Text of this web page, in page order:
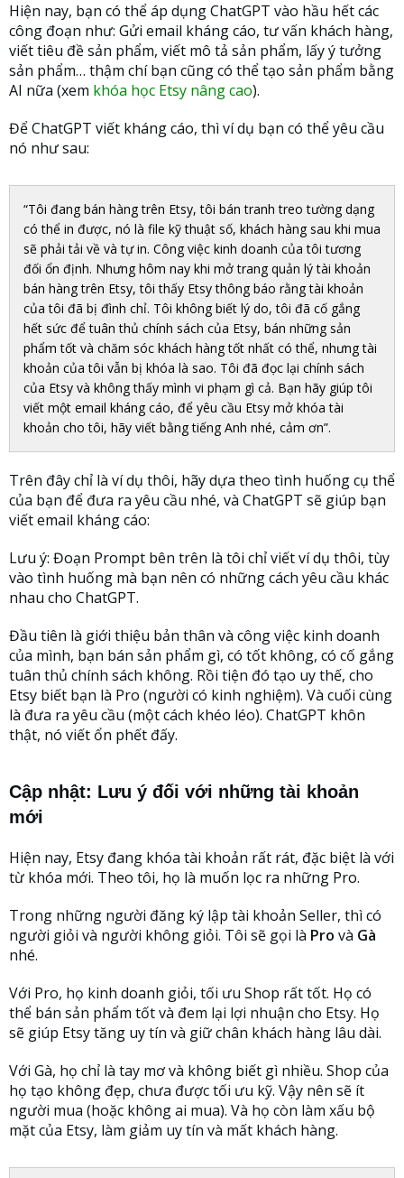
Hiện nay, bạn có thể áp dụng ChatGPT vào hầu hết các
công đoạn như: Gửi email kháng cáo, tư vấn khách hàng,
viết tiêu đề sản phẩm, viết mô tả sản phẩm, lấy ý tưởng
sản phẩm… thậm chí bạn cũng có thể tạo sản phẩm bằng
AI nữa (xem khóa học Etsy nâng cao).
Để ChatGPT viết kháng cáo, thì ví dụ bạn có thể yêu cầu
nó như sau:
“Tôi đang bán hàng trên Etsy, tôi bán tranh treo tường dạng
có thể in được, nó là file kỹ thuật số, khách hàng sau khi mua
sẽ phải tải về và tự in. Công việc kinh doanh của tôi tương
đối ổn định. Nhưng hôm nay khi mở trang quản lý tài khoản
bán hàng trên Etsy, tôi thấy Etsy thông báo rằng tài khoản
của tôi đã bị đình chỉ. Tôi không biết lý do, tôi đã cố gắng
hết sức để tuân thủ chính sách của Etsy, bán những sản
phẩm tốt và chăm sóc khách hàng tốt nhất có thể, nhưng tài
khoản của tôi vẫn bị khóa là sao. Tôi đã đọc lại chính sách
của Etsy và không thấy mình vi phạm gì cả. Bạn hãy giúp tôi
viết một email kháng cáo, để yêu cầu Etsy mở khóa tài
khoản cho tôi, hãy viết bằng tiếng Anh nhé, cảm ơn”.
Trên đây chỉ là ví dụ thôi, hãy dựa theo tình huống cụ thể
của bạn để đưa ra yêu cầu nhé, và ChatGPT sẽ giúp bạn
viết email kháng cáo:
Lưu ý: Đoạn Prompt bên trên là tôi chỉ viết ví dụ thôi, tùy
vào tình huống mà bạn nên có những cách yêu cầu khác
nhau cho ChatGPT.
Đầu tiên là giới thiệu bản thân và công việc kinh doanh
của mình, bạn bán sản phẩm gì, có tốt không, có cố gắng
tuân thủ chính sách không. Rồi tiện đó tạo uy thế, cho
Etsy biết bạn là Pro (người có kinh nghiệm). Và cuối cùng
là đưa ra yêu cầu (một cách khéo léo). ChatGPT khôn
thật, nó viết ổn phết đấy.
Cập nhật: Lưu ý đối với những tài khoản
mới
Hiện nay, Etsy đang khóa tài khoản rất rát, đặc biệt là với
từ khóa mới. Theo tôi, họ là muốn lọc ra những Pro.
Trong những người đăng ký lập tài khoản Seller, thì có
người giỏi và người không giỏi. Tôi sẽ gọi là Pro và Gà
nhé.
Với Pro, họ kinh doanh giỏi, tối ưu Shop rất tốt. Họ có
thể bán sản phẩm tốt và đem lại lợi nhuận cho Etsy. Họ
sẽ giúp Etsy tăng uy tín và giữ chân khách hàng lâu dài.
Với Gà, họ chỉ là tay mơ và không biết gì nhiều. Shop của
họ tạo không đẹp, chưa được tối ưu kỹ. Vậy nên sẽ ít
người mua (hoặc không ai mua). Và họ còn làm xấu bộ
mặt của Etsy, làm giảm uy tín và mất khách hàng.